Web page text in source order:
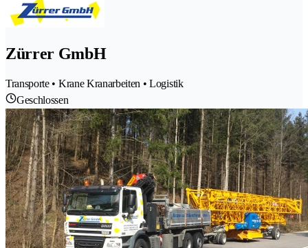
Zürrer GmbH
Transporte • Krane Kranarbeiten • Logistik
Geschlossen